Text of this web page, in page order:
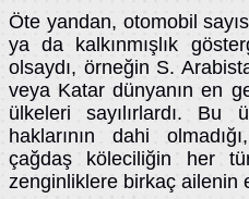
Öte yandan, otomobil
ya da kalkınmışlık
olsaydı, örneğin S.
veya Katar dünyanın en
ülkeleri sayılırlardı. Bu
haklarının dahi
çağdaş köleciliğin her
zenginliklere birkaç ailenin